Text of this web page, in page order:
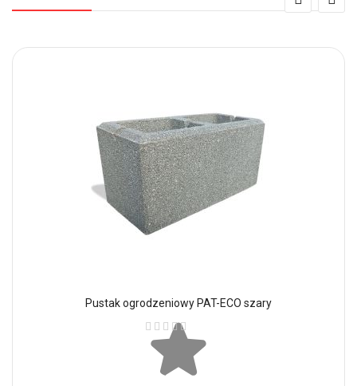
Pustak ogrodzeniowy PAT-ECO szary
Ocena: